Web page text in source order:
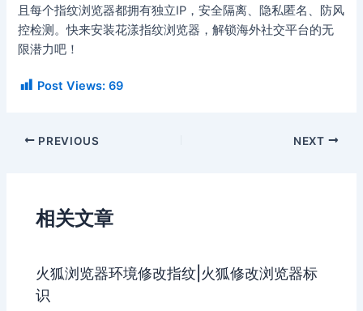
且每个指纹浏览器都拥有独立IP，安全隔离、隐私匿名、防风
控检测。快来安装花漾指纹浏览器，解锁海外社交平台的无
限潜力吧！
Post Views: 69
PREVIOUS NEXT
相关文章
火狐浏览器环境修改指纹|火狐修改浏览器标
识